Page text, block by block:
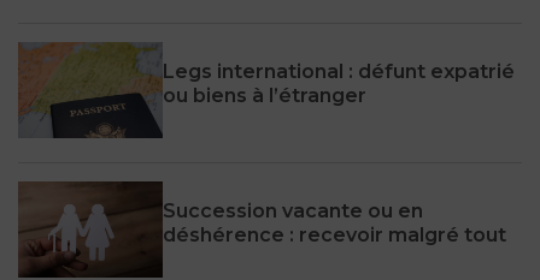
Legs international : défunt expatrié
ou biens à l’étranger
Succession vacante ou en
déshérence : recevoir malgré tout